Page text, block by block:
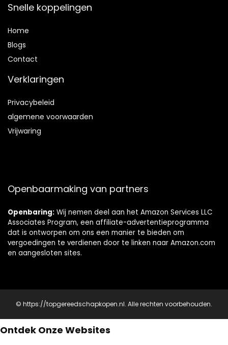
Snelle koppelingen
Home
Blogs
Contact
Verklaringen
Privacybeleid
algemene voorwaarden
Vrijwaring
Openbaarmaking van partners
Openbaring: Wij nemen deel aan het Amazon Services LLC
Associates Program, een affiliate-advertentieprogramma
dat is ontworpen om ons een manier te bieden om
vergoedingen te verdienen door te linken naar Amazon.com
en aangesloten sites.
© https://topgereedschapkopen.nl. Alle rechten voorbehouden.
Ontdek Onze Websites